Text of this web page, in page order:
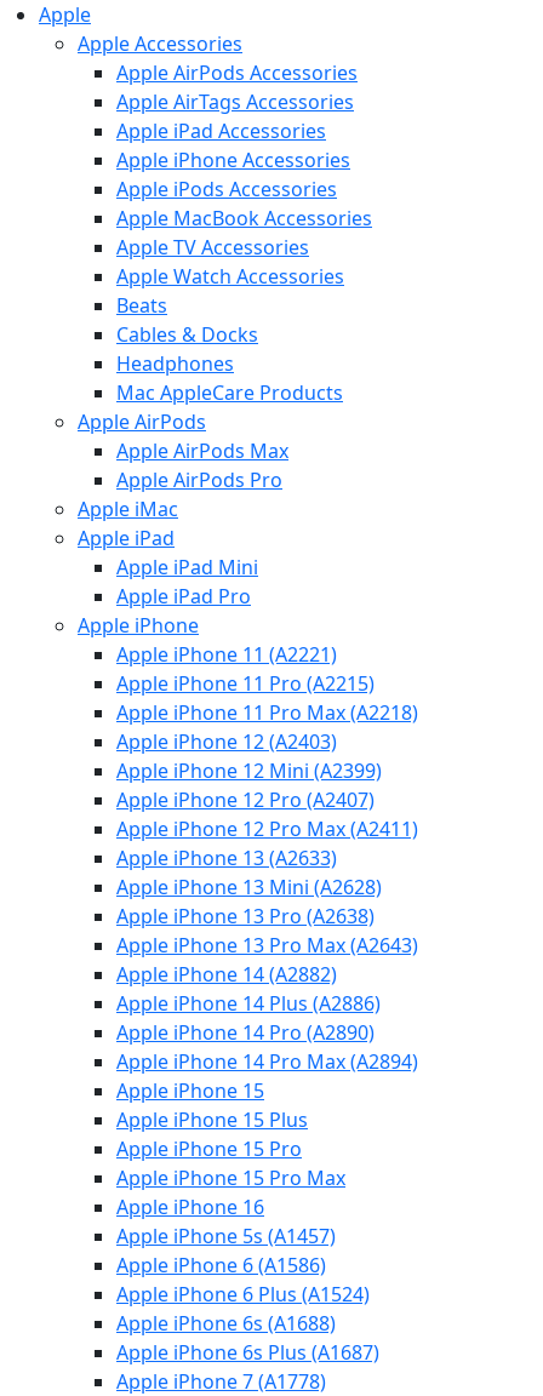
Apple
Apple Accessories
Apple AirPods Accessories
Apple AirTags Accessories
Apple iPad Accessories
Apple iPhone Accessories
Apple iPods Accessories
Apple MacBook Accessories
Apple TV Accessories
Apple Watch Accessories
Beats
Cables & Docks
Headphones
Mac AppleCare Products
Apple AirPods
Apple AirPods Max
Apple AirPods Pro
Apple iMac
Apple iPad
Apple iPad Mini
Apple iPad Pro
Apple iPhone
Apple iPhone 11 (A2221)
Apple iPhone 11 Pro (A2215)
Apple iPhone 11 Pro Max (A2218)
Apple iPhone 12 (A2403)
Apple iPhone 12 Mini (A2399)
Apple iPhone 12 Pro (A2407)
Apple iPhone 12 Pro Max (A2411)
Apple iPhone 13 (A2633)
Apple iPhone 13 Mini (A2628)
Apple iPhone 13 Pro (A2638)
Apple iPhone 13 Pro Max (A2643)
Apple iPhone 14 (A2882)
Apple iPhone 14 Plus (A2886)
Apple iPhone 14 Pro (A2890)
Apple iPhone 14 Pro Max (A2894)
Apple iPhone 15
Apple iPhone 15 Plus
Apple iPhone 15 Pro
Apple iPhone 15 Pro Max
Apple iPhone 16
Apple iPhone 5s (A1457)
Apple iPhone 6 (A1586)
Apple iPhone 6 Plus (A1524)
Apple iPhone 6s (A1688)
Apple iPhone 6s Plus (A1687)
Apple iPhone 7 (A1778)